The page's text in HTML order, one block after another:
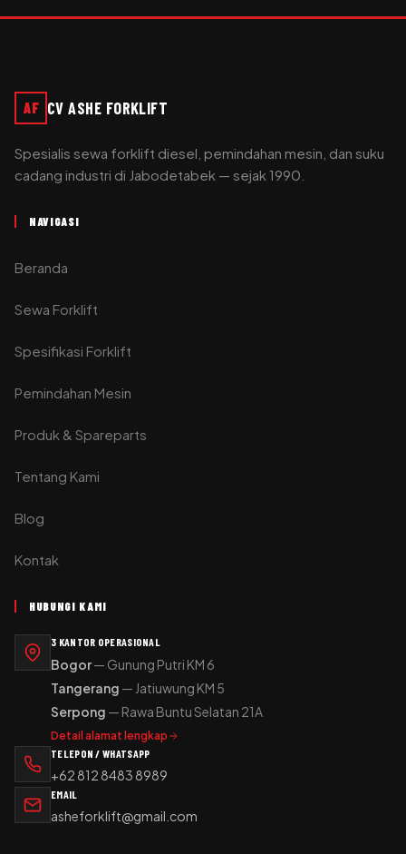
AF CV ASHE FORKLIFT
Spesialis sewa forklift diesel, pemindahan mesin, dan suku
cadang industri di Jabodetabek — sejak 1990.
NAVIGASI
Beranda
Sewa Forklift
Spesifikasi Forklift
Pemindahan Mesin
Produk & Spareparts
Tentang Kami
Blog
Kontak
HUBUNGI KAMI
3 KANTOR OPERASIONAL
Bogor— Gunung Putri KM 6
Tangerang — Jatiuwung KM 5
Serpong — Rawa Buntu Selatan 21A
Detail alamat lengkap
TELEPON / WHATSAPP
+62 812 8483 8989
EMAIL
asheforklift@gmail.com